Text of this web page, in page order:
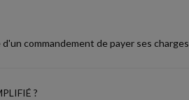
commandement de payer ses
?